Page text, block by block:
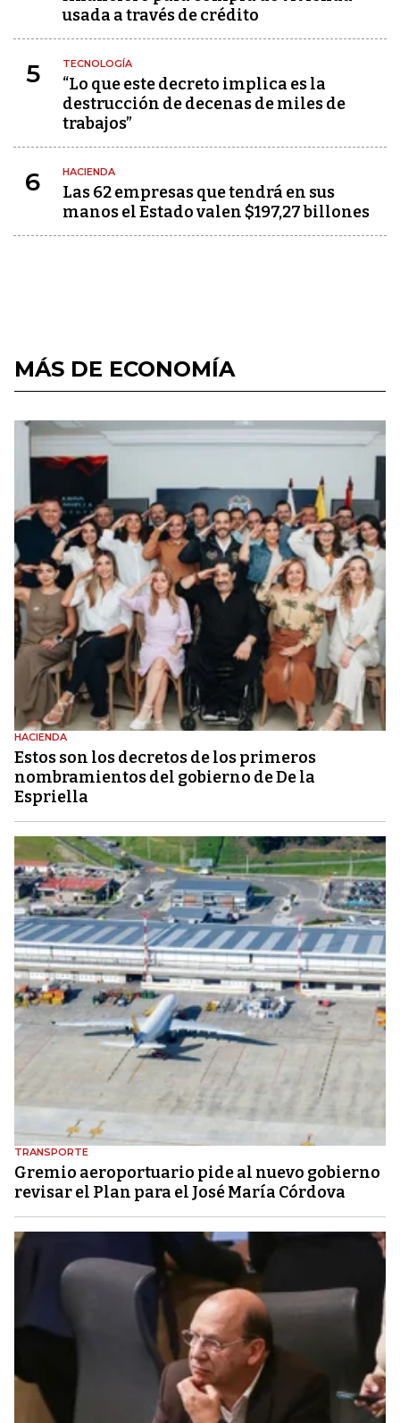
usada a través de crédito
5 TECNOLOGÍA
“Lo que este decreto implica es la
destrucción de decenas de miles de
trabajos”
6 HACIENDA
Las 62 empresas que tendrá en sus
manos el Estado valen $197,27 billones
MÁS DE ECONOMÍA
HACIENDA
Estos son los decretos de los primeros
nombramientos del gobierno de De la
Espriella
TRANSPORTE
Gremio aeroportuario pide al nuevo gobierno
revisar el Plan para el José María Córdova